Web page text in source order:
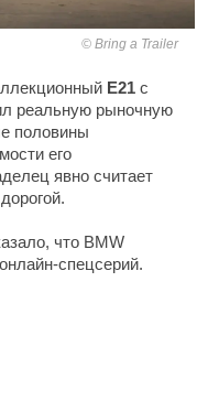
Bring a Trailer
E21 с
реальную рыночную
половины
его
явно считает
что BMW
спецсерий.